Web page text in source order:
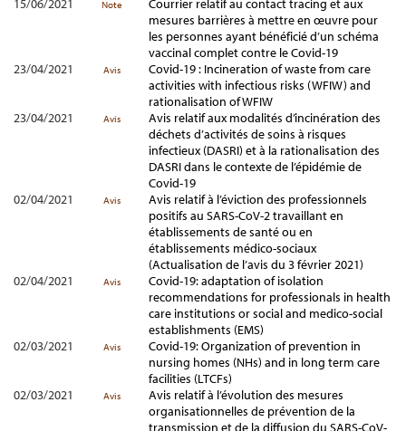
15/06/2021
Note
Courrier relatif au contact tracing et aux
mesures barrières à mettre en œuvre pour
les personnes ayant bénéficié d’un schéma
vaccinal complet contre le Covid-19
23/04/2021
Avis
Covid-19 : Incineration of waste from care
activities with infectious risks (WFIW) and
rationalisation of WFIW
23/04/2021
Avis
Avis relatif aux modalités d’incinération des
déchets d’activités de soins à risques
infectieux (DASRI) et à la rationalisation des
DASRI dans le contexte de l’épidémie de
Covid-19
02/04/2021
Avis
Avis relatif à l’éviction des professionnels
positifs au SARS-CoV-2 travaillant en
établissements de santé ou en
établissements médico-sociaux
(Actualisation de l’avis du 3 février 2021)
02/04/2021
Avis
Covid-19: adaptation of isolation
recommendations for professionals in health
care institutions or social and medico-social
establishments (EMS)
02/03/2021
Avis
Covid-19: Organization of prevention in
nursing homes (NHs) and in long term care
facilities (LTCFs)
02/03/2021
Avis
Avis relatif à l’évolution des mesures
organisationnelles de prévention de la
transmission et de la diffusion du SARS-CoV-